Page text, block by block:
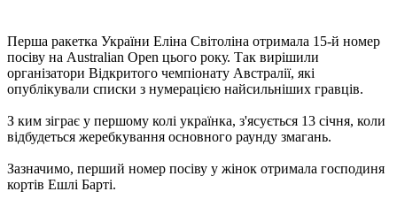
Перша ракетка України Еліна Світоліна отримала 15-й номер
посіву на Australian Open цього року. Так вирішили
організатори Відкритого чемпіонату Австралії, які
опублікували списки з нумерацією найсильніших гравців.
З ким зіграє у першому колі українка, з'ясується 13 січня, коли
відбудеться жеребкування основного раунду змагань.
Зазначимо, перший номер посіву у жінок отримала господиня
кортів Ешлі Барті.